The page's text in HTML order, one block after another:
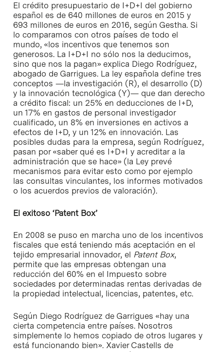
El crédito presupuestario de I+D+I del gobierno
español es de 640 millones de euros en 2015 y
693 millones de euros en 2016, según Gestha. Si
lo comparamos con otros países de todo el
mundo, «los incentivos que tenemos son
generosos. La I+D+I no sólo nos la deducimos,
sino que nos la pagan» explica Diego Rodríguez,
abogado de Garrigues. La ley española define tres
conceptos —la investigación (R), el desarrollo (D)
y la innovación tecnológica (Y)— que dan derecho
a crédito fiscal: un 25% en deducciones de I+D,
un 17% en gastos de personal investigador
cualificado, un 8% en inversiones en activos a
efectos de I+D, y un 12% en innovación. Las
posibles dudas para la empresa, según Rodríguez,
pasan por «saber qué es I+D+I y acreditar a la
administración que se hace» (la Ley prevé
mecanismos para evitar esto como por ejemplo
las consultas vinculantes, los informes motivados
o los acuerdos previos de valoración).
El exitoso ‘Patent Box’
En 2008 se puso en marcha uno de los incentivos
fiscales que está teniendo más aceptación en el
tejido empresarial innovador, el Patent Box,
permite que las empresas obtengan una
reducción del 60% en el Impuesto sobre
sociedades por determinadas rentas derivadas de
la propiedad intelectual, licencias, patentes, etc.
Según Diego Rodríguez de Garrigues «hay una
cierta competencia entre países. Nosotros
simplemente lo hemos copiado de otros lugares y
está funcionando bien». Xavier Castells de